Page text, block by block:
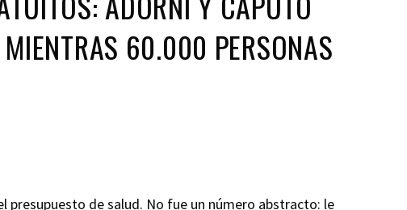
60.000 PERSONAS
presupuesto de salud. No fue un número abstracto: le